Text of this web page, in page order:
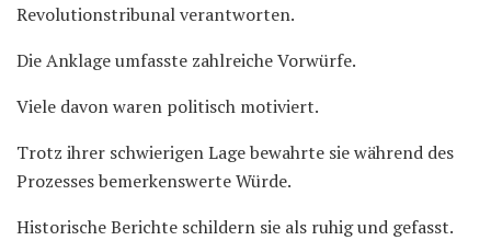
Revolutionstribunal verantworten.
Die Anklage umfasste zahlreiche Vorwürfe.
Viele davon waren politisch motiviert.
Trotz ihrer schwierigen Lage bewahrte sie während des
Prozesses bemerkenswerte Würde.
Historische Berichte schildern sie als ruhig und gefasst.